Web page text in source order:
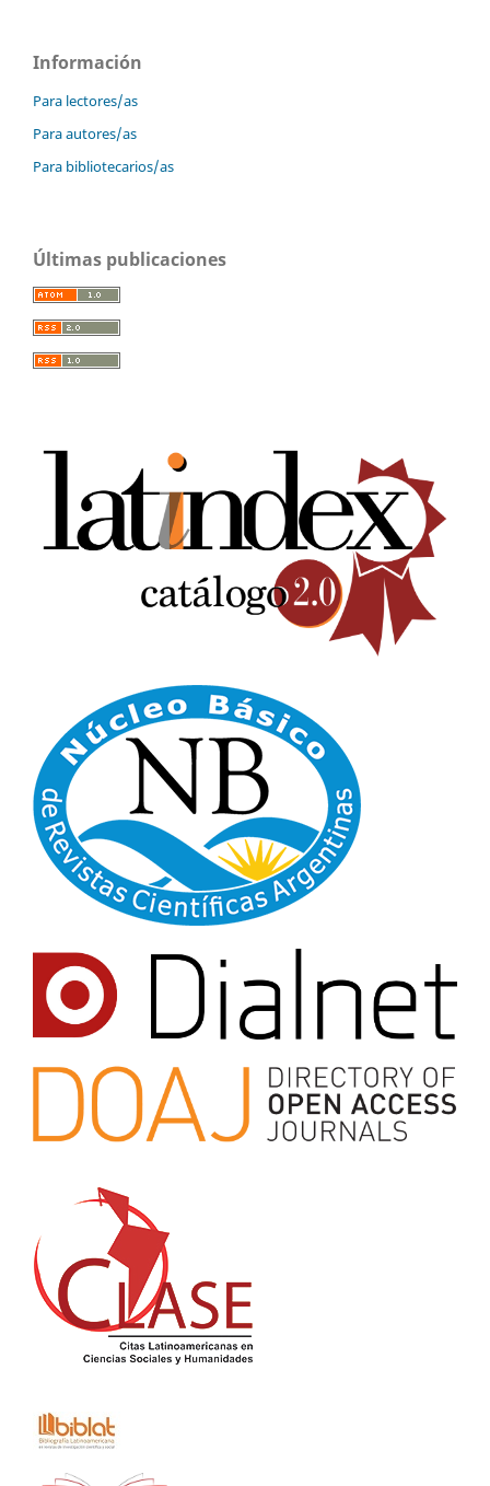
Información
Para lectores/as
Para autores/as
Para bibliotecarios/as
Últimas publicaciones